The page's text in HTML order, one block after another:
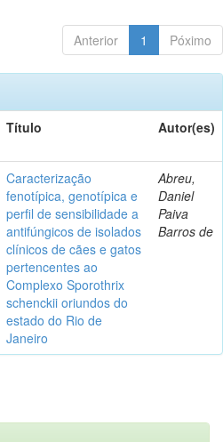
Anterior 1 Póximo
Título Autor(es)
Caracterização
fenotípica, genotípica e
perfil de sensibilidade a
antifúngicos de isolados
clínicos de cães e gatos
pertencentes ao
Complexo Sporothrix
schenckii oriundos do
estado do Rio de
Janeiro
Abreu,
Daniel
Paiva
Barros de